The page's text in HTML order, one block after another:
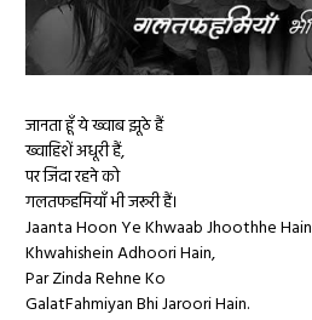
जानता हूँ ये ख्वाब झूठे हैं
ख्वाहिशें अधूरी हैं,
पर जिंदा रहने को
गलतफहमियाँ भी जरूरी हैं।
Jaanta Hoon Ye Khwaab Jhoothhe Hain
Khwahishein Adhoori Hain,
Par Zinda Rehne Ko
GalatFahmiyan Bhi Jaroori Hain.